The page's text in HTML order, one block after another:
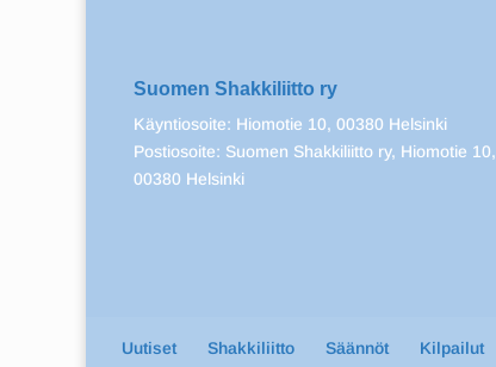
Suomen Shakkiliitto ry
Käyntiosoite: Hiomotie 10, 00380 Helsinki
Postiosoite: Suomen Shakkiliitto ry, Hiomotie 10,
00380 Helsinki
Uutiset Shakkiliitto Säännöt Kilpailut